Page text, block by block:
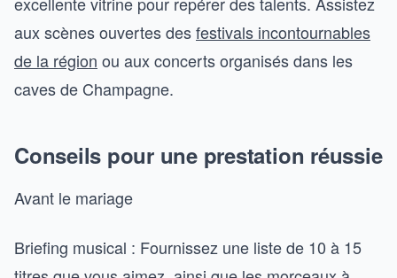
aux scènes ouvertes desfestivals incontournables
de la région ou aux concerts organisés dans les
caves de Champagne.
Conseils pour une prestation réussie
Avant le mariage
Briefing musical : Fournissez une liste de 10 à 15